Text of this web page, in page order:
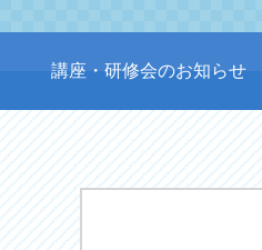
講座・研修会のお知らせ